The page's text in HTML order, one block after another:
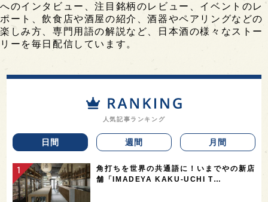
へのインタビュー、注目銘柄のレビュー、イベントのレ
ポート、飲食店や酒屋の紹介、酒器やペアリングなどの
楽しみ方、専門用語の解説など、日本酒の様々なストー
リーを毎日配信しています。
人気記事ランキング
日間 週間 月間
角打ちを世界の共通語に！いまでやの新店
舗「IMADEYA KAKU-UCHI T…